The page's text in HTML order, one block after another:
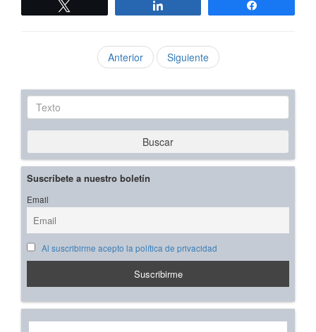
Anterior Siguiente
Texto
Buscar
Suscríbete a nuestro boletín
Email
Al suscribirme acepto la política de privacidad